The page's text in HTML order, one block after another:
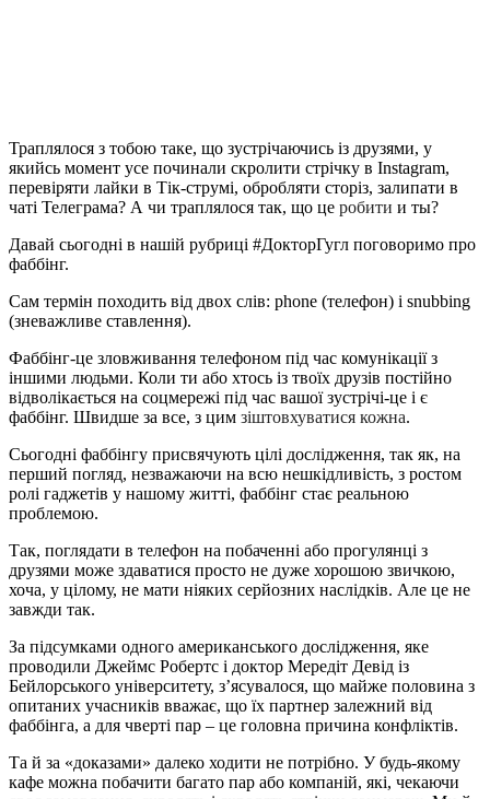
Траплялося з тобою таке, що зустрічаючись із друзями, у
якийсь момент усе починали скролити стрічку в Instagram,
перевіряти лайки в Тік-струмі, обробляти сторіз, залипати в
чаті Телеграма? А чи траплялося так, що це робити и ты?
Давай сьогодні в нашій рубриці #ДокторГугл поговоримо про
фаббінг.
Сам термін походить від двох слів: phone (телефон) і snubbing
(зневажливе ставлення).
Фаббінг-це зловживання телефоном під час комунікації з
іншими людьми. Коли ти або хтось із твоїх друзів постійно
відволікається на соцмережі під час вашої зустрічі-це і є
фаббінг. Швидше за все, з цим зіштовхуватися кожна.
Сьогодні фаббінгу присвячують цілі дослідження, так як, на
перший погляд, незважаючи на всю нешкідливість, з ростом
ролі гаджетів у нашому житті, фаббінг стає реальною
проблемою.
Так, поглядати в телефон на побаченні або прогулянці з
друзями може здаватися просто не дуже хорошою звичкою,
хоча, у цілому, не мати ніяких серйозних наслідків. Але це не
завжди так.
За підсумками одного американського дослідження, яке
проводили Джеймс Робертс і доктор Мередіт Девід із
Бейлорського університету, з’ясувалося, що майже половина з
опитаних учасників вважає, що їх партнер залежний від
фаббінга, а для чверті пар – це головна причина конфліктів.
Та й за «доказами» далеко ходити не потрібно. У будь-якому
кафе можна побачити багато пар або компаній, які, чекаючи